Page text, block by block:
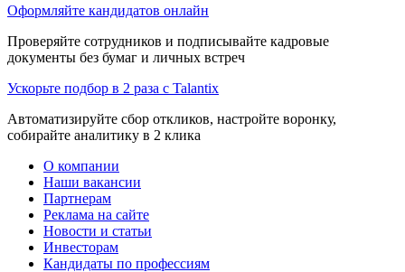
Оформляйте кандидатов онлайн
Проверяйте сотрудников и подписывайте кадровые
документы без бумаг и личных встреч
Ускорьте подбор в 2 раза с Talantix
Автоматизируйте сбор откликов, настройте воронку,
собирайте аналитику в 2 клика
О компании
Наши вакансии
Партнерам
Реклама на сайте
Новости и статьи
Инвесторам
Кандидаты по профессиям